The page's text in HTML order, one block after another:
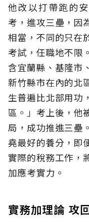
他改以打帶跑的
考，進攻三壘，因
相當，不同的只在
考試，任職地不限
含宜蘭縣、基隆市
新竹縣市在內的北
生普遍比北部用功
區。」考上後，他
局，成功推進三壘
堯最好的養分，即
實際的稅務工作，
加應考實力。
實務加理論 攻